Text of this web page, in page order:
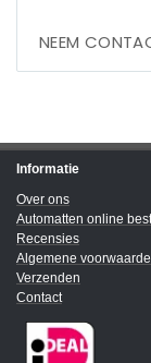
NEEM
Informatie
Over ons
Automatten online
Recensies
Algemene
Verzenden
Contact